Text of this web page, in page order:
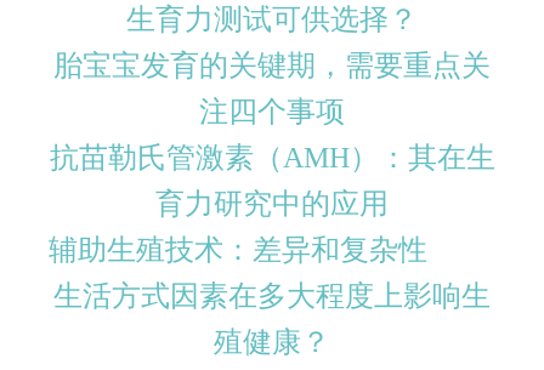
生育力测试可供选择？
胎宝宝发育的关键期，需要重点关
注四个事项
抗苗勒氏管激素（AMH）：其在生
育力研究中的应用
辅助生殖技术：差异和复杂性
生活方式因素在多大程度上影响生
殖健康？